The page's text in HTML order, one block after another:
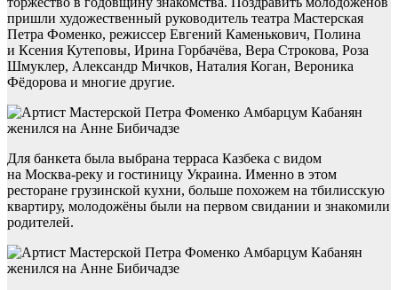
пришли художественный руководитель театра Мастерская
Петра Фоменко, режиссер Евгений Каменькович, Полина
и Ксения Кутеповы, Ирина Горбачёва, Вера Строкова, Роза
Шмуклер, Александр Мичков, Наталия Коган, Вероника
Фёдорова и многие другие.
Для банкета была выбрана терраса Казбека с видом
на Москва-реку и гостиницу Украина. Именно в этом
ресторане грузинской кухни, больше похожем на тбилисскую
квартиру, молодожёны были на первом свидании и знакомили
родителей.